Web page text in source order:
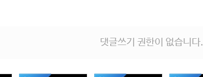
댓글쓰기 권한이 없습니다.